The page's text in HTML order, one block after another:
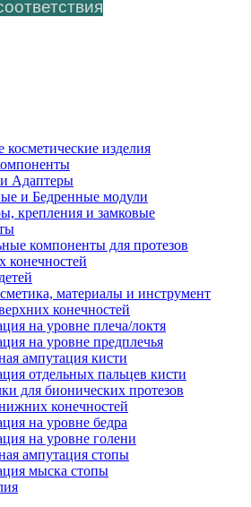
изделия
Адаптеры
и Бедренные модули
крепления и замковые
компоненты для протезов
конечностей
материалы и инструмент
конечностей
на уровне плеча/локтя
на уровне предплечья
ампутация кисти
отдельных пальцев кисти
для бионических протезов
конечностей
на уровне бедра
на уровне голени
ампутация стопы
мыска стопы